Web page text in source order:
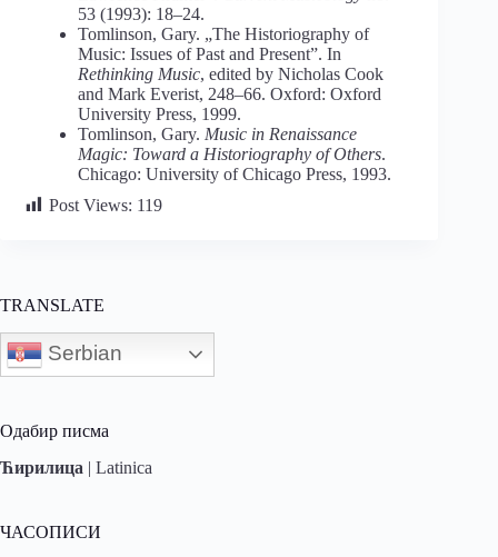
53 (1993): 18–24.
Tomlinson, Gary. „The Historiography of
Music: Issues of Past and Present”. In
Rethinking Music, edited by Nicholas Cook
and Mark Everist, 248–66. Oxford: Oxford
University Press, 1999.
Tomlinson, Gary. Music in Renaissance
Magic: Toward a Historiography of Others.
Chicago: University of Chicago Press, 1993.
Post Views: 119
TRANSLATE
Serbian
Одабир писма
Ћирилица | Latinica
ЧАСОПИСИ